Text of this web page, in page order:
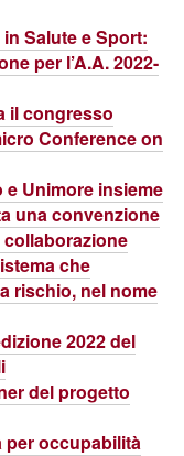
Salute e Sport:
per l’A.A. 2022-
il congresso
Conference on
Unimore insieme
una convenzione
che
rischio, nel nome
2022 del
del progetto
per occupabilità